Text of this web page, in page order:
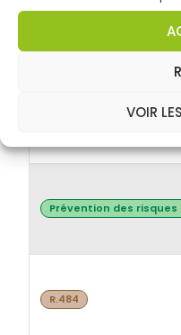
VOIR
Prévention des risques
R.484